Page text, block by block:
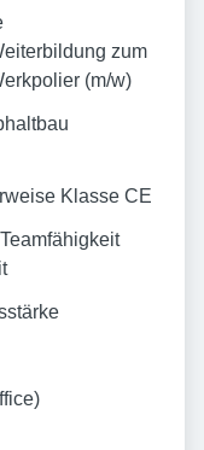
zum
(m/w)
Klasse CE